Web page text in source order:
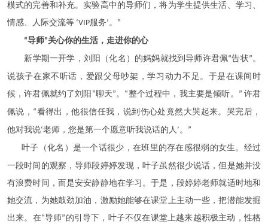
模式的完善和补充。实验高中的导师们，将为学生提供生活、学习、
情感、人际交流等‘VIP服务’。 ”
“导师”关心你的生活，走进你的心
新学期一开学，刘阳（化名）的妈妈就找到导师许君佩“告状”。
说孩子在家不听话，爱跟父母吵架，学习动力不足。于是在课间时
候，许君佩就约了刘阳 “聊天”。 “整个过程中，我主要是倾听。 ” 许君
佩说， “看得出，他很信任我，说到伤心处竟然大哭起来。哭完后，
他对我说‘老师，您是第一个愿意听我说话的人 ’。 ”
叶子（化名）是一个话很少，在班里的存在感很弱的女生。经过
一段时间的观察，导师段婷婷发现，叶子虽然很少说话，但是她并没
有浪费时间，而是安安静静地在学习。于是，段婷婷老师就适时地和
她交流，为她鼓劲加油，激励她能够在课堂上主动一些，把潜能发掘
出来。在“导师” 的引导下，叶子不仅在课堂上越来越积极主动，性格